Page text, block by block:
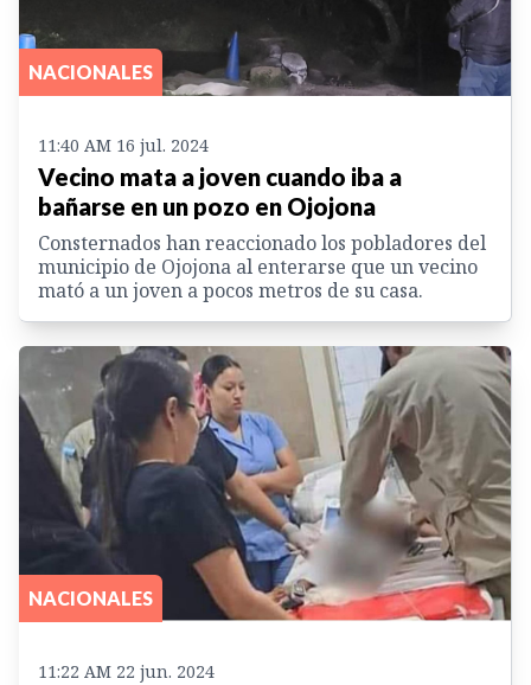
NACIONALES
11:40 AM 16 jul. 2024
Vecino mata a joven cuando iba a
bañarse en un pozo en Ojojona
Consternados han reaccionado los pobladores del
municipio de Ojojona al enterarse que un vecino
mató a un joven a pocos metros de su casa.
NACIONALES
11:22 AM 22 jun. 2024